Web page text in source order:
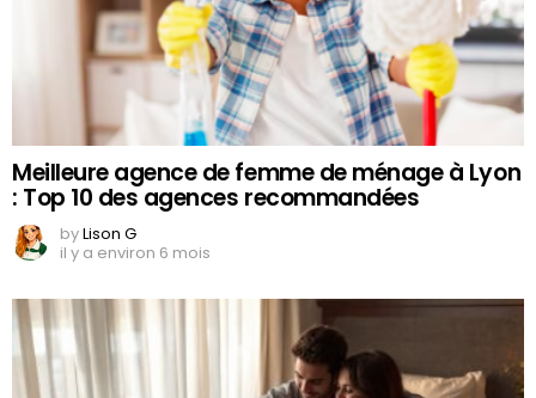
Meilleure agence de femme de ménage à Lyon
: Top 10 des agences recommandées
byLison G
il y a environ 6 mois